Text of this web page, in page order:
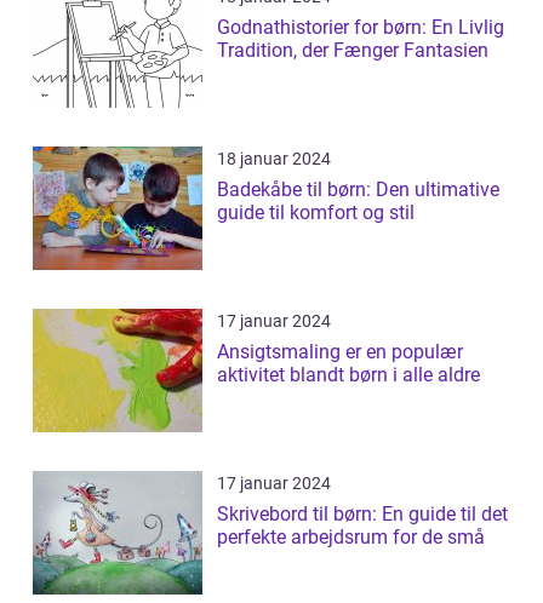
Godnathistorier for børn: En Livlig
Tradition, der Fænger Fantasien
18 januar 2024
Badekåbe til børn: Den ultimative
guide til komfort og stil
17 januar 2024
Ansigtsmaling er en populær
aktivitet blandt børn i alle aldre
17 januar 2024
Skrivebord til børn: En guide til det
perfekte arbejdsrum for de små